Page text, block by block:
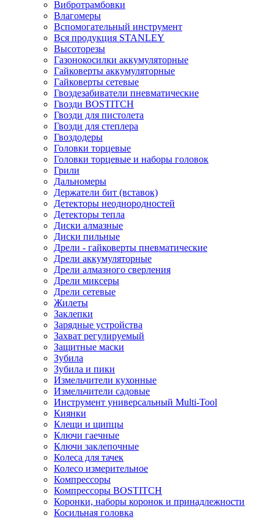
Вибротрамбовки
Влагомеры
Вспомогательный инструмент
Вся продукция STANLEY
Высоторезы
Газонокосилки аккумуляторные
Гайковерты аккумуляторные
Гайковерты сетевые
Гвоздезабиватели пневматические
Гвозди BOSTITCH
Гвозди для пистолета
Гвозди для степлера
Гвоздодеры
Головки торцевые
Головки торцевые и наборы головок
Грили
Дальномеры
Держатели бит (вставок)
Детекторы неоднородностей
Детекторы тепла
Диски алмазные
Диски пильные
Дрели - гайковерты пневматические
Дрели аккумуляторные
Дрели алмазного сверления
Дрели миксеры
Дрели сетевые
Жилеты
Заклепки
Зарядные устройства
Захват регулируемый
Защитные маски
Зубила
Зубила и пики
Измельчители кухонные
Измельчители садовые
Инструмент универсальный Multi-Tool
Киянки
Клещи и щипцы
Ключи гаечные
Ключи заклепочные
Колеса для тачек
Колесо измерительное
Компрессоры
Компрессоры BOSTITCH
Коронки, наборы коронок и принадлежности
Косильная головка